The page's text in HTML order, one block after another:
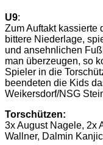
U9:
Zum Auftakt kassierte
bittere Niederlage,
und ansehnlichen
man überzeugen, so
Spieler in die
beendeten die Kids
Weikersdorf/NSG
Torschützen:
3x August Nagele, 2x
Wallner, Dalmin